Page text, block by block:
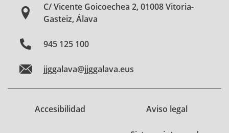
C/ Vicente Goicoechea 2, 01008 Vitoria-
Gasteiz, Álava
945 125 100
jjggalava@jjggalava.eus
Accesibilidad Aviso legal